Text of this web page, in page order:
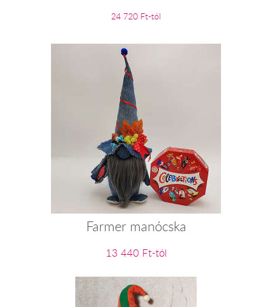
24 720 Ft-tól
Farmer manócska
13 440 Ft-tól